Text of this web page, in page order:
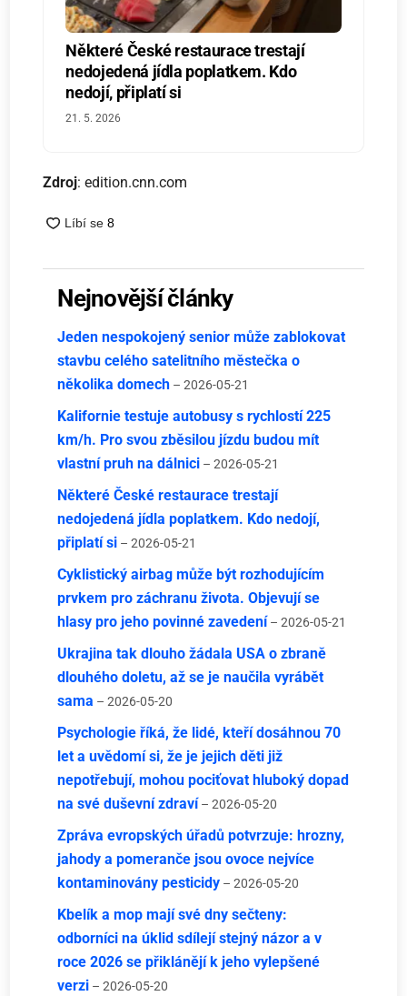
Některé České restaurace trestají
nedojedená jídla poplatkem. Kdo
nedojí, připlatí si
21. 5. 2026
Zdroj: edition.cnn.com
Nejnovější články
Jeden nespokojený senior může zablokovat
stavbu celého satelitního městečka o
několika domech – 2026-05-21
Kalifornie testuje autobusy s rychlostí 225
km/h. Pro svou zběsilou jízdu budou mít
vlastní pruh na dálnici – 2026-05-21
Některé České restaurace trestají
nedojedená jídla poplatkem. Kdo nedojí,
připlatí si – 2026-05-21
Cyklistický airbag může být rozhodujícím
prvkem pro záchranu života. Objevují se
hlasy pro jeho povinné zavedení – 2026-05-21
Ukrajina tak dlouho žádala USA o zbraně
dlouhého doletu, až se je naučila vyrábět
sama – 2026-05-20
Psychologie říká, že lidé, kteří dosáhnou 70
let a uvědomí si, že je jejich děti již
nepotřebují, mohou pociťovat hluboký dopad
na své duševní zdraví – 2026-05-20
Zpráva evropských úřadů potvrzuje: hrozny,
jahody a pomeranče jsou ovoce nejvíce
kontaminovány pesticidy – 2026-05-20
Kbelík a mop mají své dny sečteny:
odborníci na úklid sdílejí stejný názor a v
roce 2026 se přiklánějí k jeho vylepšené
verzi – 2026-05-20